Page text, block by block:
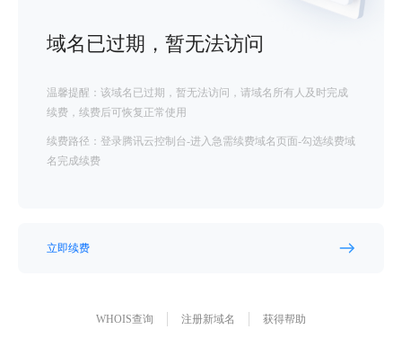
域名已过期，暂无法访问
温馨提醒：该域名已过期，暂无法访问，请域名所有人及时完成
续费，续费后可恢复正常使用
续费路径：登录腾讯云控制台-进入急需续费域名页面-勾选续费域
名完成续费
立即续费
WHOIS查询 注册新域名 获得帮助